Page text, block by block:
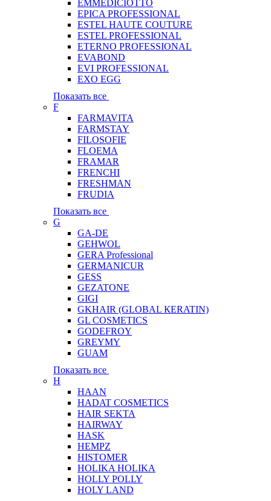
EMMEDICIOTTO
EPICA PROFESSIONAL
ESTEL HAUTE COUTURE
ESTEL PROFESSIONAL
ETERNO PROFESSIONAL
EVABOND
EVI PROFESSIONAL
EXO EGG
Показать все
F
FARMAVITA
FARMSTAY
FILOSOFIE
FLOEMA
FRAMAR
FRENCHI
FRESHMAN
FRUDIA
Показать все
G
GA-DE
GEHWOL
GERA Professional
GERMANICUR
GESS
GEZATONE
GIGI
GKHAIR (GLOBAL КЕRATIN)
GL COSMETICS
GODEFROY
GREYMY
GUAM
Показать все
H
HAAN
HADAT COSMETICS
HAIR SEKTA
HAIRWAY
HASK
HEMPZ
HISTOMER
HOLIKA HOLIKA
HOLLY POLLY
HOLY LAND